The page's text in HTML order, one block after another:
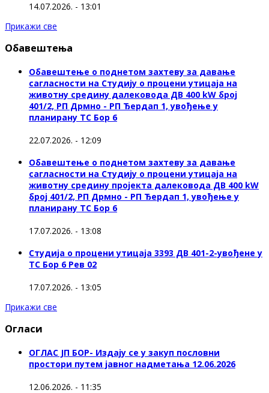
14.07.2026. - 13:01
Прикажи све
Обавештења
Обавештење о поднетом захтеву за давање
сагласности на Студију о процени утицаја на
животну средину далековода ДВ 400 kW број
401/2, РП Дрмно - РП Ђердап 1, увођење у
планирану ТС Бор 6
22.07.2026. - 12:09
Обавештење о поднетом захтеву за давање
сагласности на Студију о процени утицаја на
животну средину пројекта далековода ДВ 400 kW
број 401/2, РП Дрмно - РП Ђердап 1, увођење у
планирану ТС Бор 6
17.07.2026. - 13:08
Студија о процени утицаја 3393 ДВ 401-2-увођене у
ТС Бор 6 Рев 02
17.07.2026. - 13:05
Прикажи све
Огласи
ОГЛАС ЈП БОР- Издају се у закуп пословни
простори путем јавног надметања 12.06.2026
12.06.2026. - 11:35